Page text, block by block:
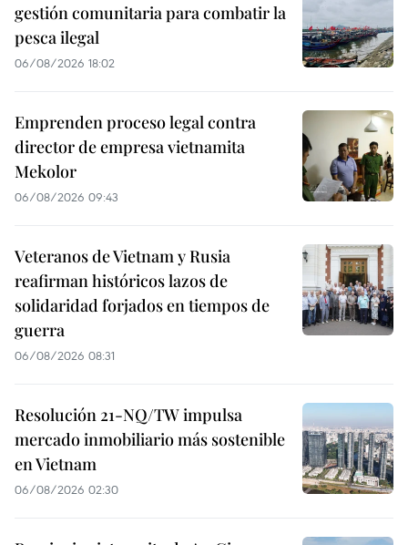
gestión comunitaria para combatir la
pesca ilegal
06/08/2026 18:02
Emprenden proceso legal contra
director de empresa vietnamita
Mekolor
06/08/2026 09:43
Veteranos de Vietnam y Rusia
reafirman históricos lazos de
solidaridad forjados en tiempos de
guerra
06/08/2026 08:31
Resolución 21-NQ/TW impulsa
mercado inmobiliario más sostenible
en Vietnam
06/08/2026 02:30